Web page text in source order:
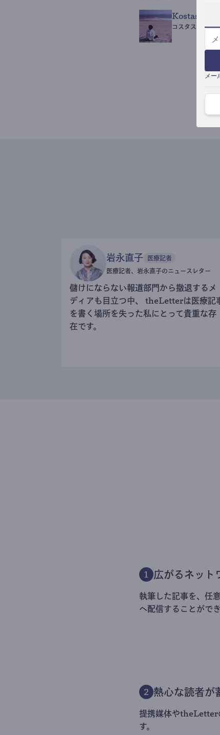
メー
Kostas
コスタス
岩永直子 医療記者
医療記者、岩永直子のニュースレター
儲けにならない報道部門から撤退するメ
ディアも目立つ中、 theLetterは医療記
を書く場所を失った私にとって貴重な存
在です。
1 広がるネット
執筆した記事を、任
へ配信することができ
2 熱心な読者が
提携媒体やtheLetter
す。